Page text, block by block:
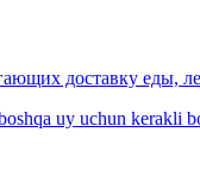
доставку еды,
uy uchun kerakli